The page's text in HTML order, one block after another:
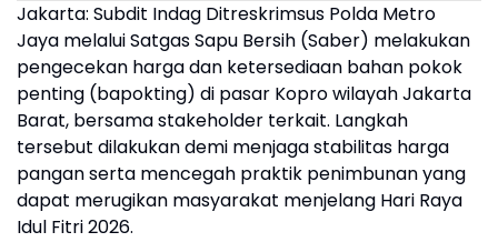
Jakarta: Subdit Indag Ditreskrimsus Polda Metro
Jaya melalui Satgas Sapu Bersih (Saber) melakukan
pengecekan harga dan ketersediaan bahan pokok
penting (bapokting) di pasar Kopro wilayah Jakarta
Barat, bersama stakeholder terkait. Langkah
tersebut dilakukan demi menjaga stabilitas harga
pangan serta mencegah praktik penimbunan yang
dapat merugikan masyarakat menjelang Hari Raya
Idul Fitri 2026.